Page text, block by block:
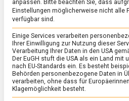
ERNÄHRUNG &
Borschtsch,
der
1. Juli 2022
anpassen. Bitte beachten Sie, dass
Einstellungen möglicherweise nicht alle
verfügbar sind.
Einige Services verarbeiten
Ihrer Einwilligung zur Nutzung dieser
Verarbeitung Ihrer Daten in den USA
Der EuGH stuft die USA als ein Land
nach EU-Standards ein. Es besteht
Behörden personenbezogene Daten in
verarbeiten, ohne dass für
Klagemöglichkeit besteht.